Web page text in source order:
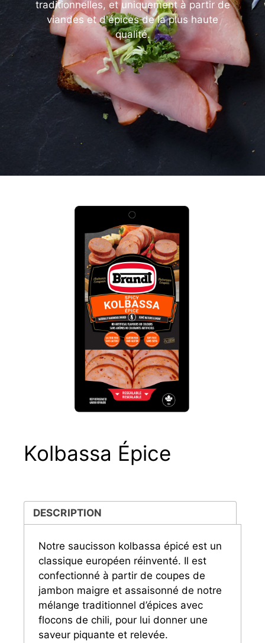
traditionnelles, et uniquement à partir de
viandes et d'épices de la plus haute
qualité.
Kolbassa Épice
DESCRIPTION
Notre saucisson kolbassa épicé est un
classique européen réinventé. Il est
confectionné à partir de coupes de
jambon maigre et assaisonné de notre
mélange traditionnel d’épices avec
flocons de chili, pour lui donner une
saveur piquante et relevée.